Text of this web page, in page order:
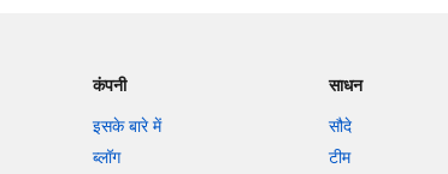
कंपनी
इसके बारे में
ब्लॉग
साधन
सौदे
टीम